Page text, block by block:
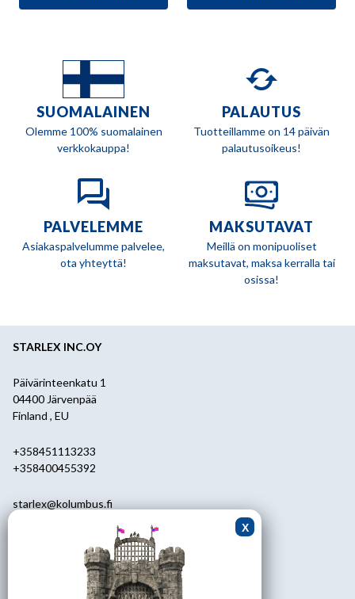
SUOMALAINEN
Olemme 100% suomalainen
verkkokauppa!
PALAUTUS
Tuotteillamme on 14 päivän
palautusoikeus!
PALVELEMME
Asiakaspalvelumme palvelee,
ota yhteyttä!
MAKSUTAVAT
Meillä on monipuoliset
maksutavat, maksa kerralla tai
osissa!
STARLEX INC.OY
Päivärinteenkatu 1
04400 Järvenpää
Finland , EU
+358451113233
+358400455392
starlex@kolumbus.fi
ark.klo 08.30-17.00